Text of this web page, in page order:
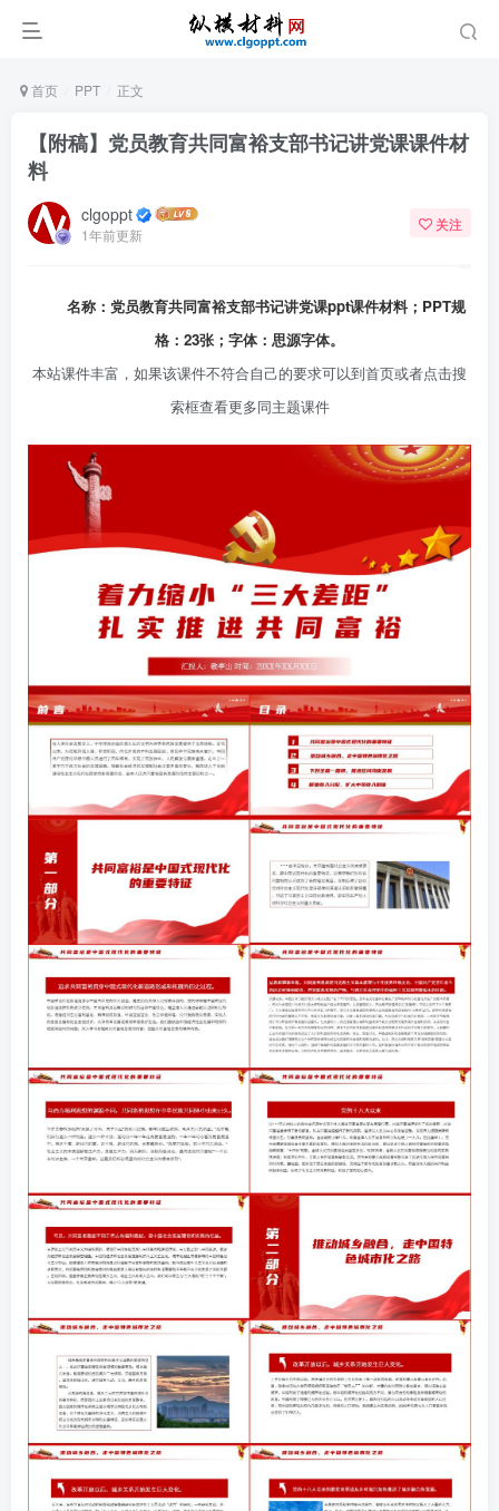
首页 PPT 正文
【附稿】党员教育共同富裕支部书记讲党课课件材
料
clgoppt
1年前更新
关注
名称：党员教育共同富裕支部书记讲党课ppt课件材料；PPT规
格：23张；字体：思源字体。
本站课件丰富，如果该课件不符合自己的要求可以到首页或者点击搜
索框查看更多同主题课件